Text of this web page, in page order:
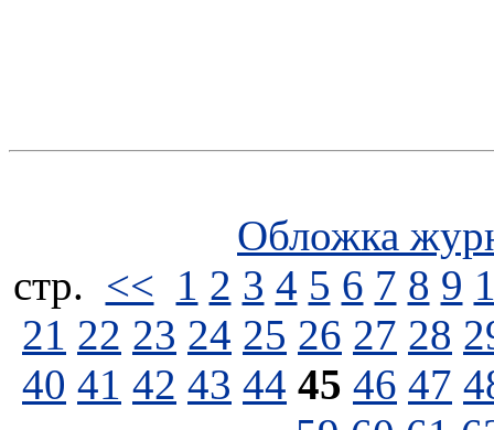
Обложка
стp. << 1 2 3 4 5 6 7 8 9
21 22 23 24 25 26 27 28
40 41 42 43 44 45 46 47